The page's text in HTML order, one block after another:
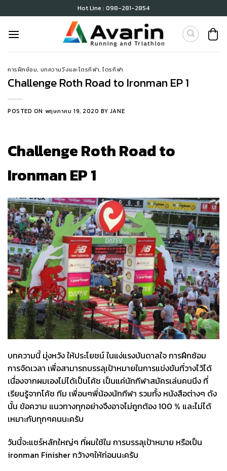
to
content
Hot Line : 098-281-2854
การฝึกซ้อม, บทความวิ่งและไตรกีฬา,ไตรกีฬา
Challenge Roth Road to Ironman EP 1
POSTED ON พฤษภาคม 19, 2020 BY JANE
Challenge Roth Road to
Ironman EP 1
บทความนี้ มุ่งหวัง ให้ประโยชน์ ในแง่แรงบันดาลใจ การฝึกซ้อม
การจัดเวลา เพื่อสามารถบรรลุเป้าหมายในการแข่งขันที่วางไว้ได้
เนื่องจากผมเองไม่ได้เป็นโค้ช เป็นแค่นักกีฬาสมัครเล่นคนนึง ที่
เรียนรู้จากโค้ช ทีม เพื่อนๆพี่น้องนักกีฬา รวมทั้ง หนังสือต่างๆ ดัง
นั้น ข้อความ แนวทางทุกอย่างจึงอาจไม่ถูกต้อง 100 % และไม่ได้
เหมาะกับทุกๆคนนะครับ
วันนี้จะแชร์หลักใหญ่ๆ ที่ผมใช้ใน การบรรลุเป้าหมาย หรือเป็น
ironman Finisher กว้างๆให้ก่อนนะครับ